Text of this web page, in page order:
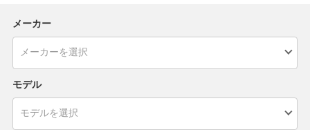
メーカー
モデル